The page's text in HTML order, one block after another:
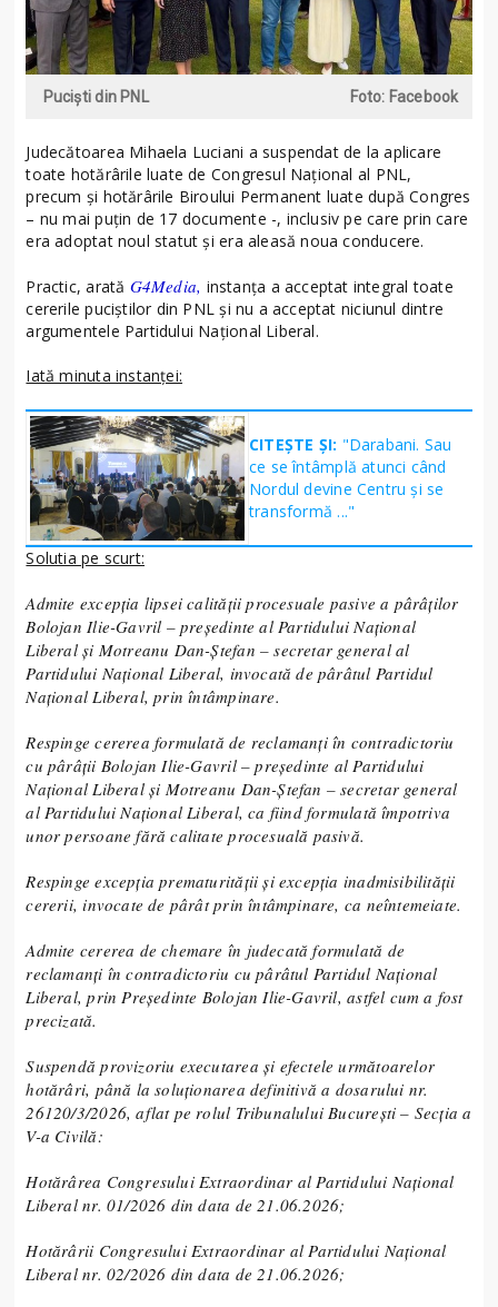
Puciști din PNL Foto: Facebook
Judecătoarea Mihaela Luciani a suspendat de la aplicare
toate hotărârile luate de Congresul Național al PNL,
precum și hotărârile Biroului Permanent luate după Congres
– nu mai puțin de 17 documente -, inclusiv pe care prin care
era adoptat noul statut și era aleasă noua conducere.
Practic, arată G4Media, instanța a acceptat integral toate
cererile puciștilor din PNL și nu a acceptat niciunul dintre
argumentele Partidului Național Liberal.
Iată minuta instanței:
CITEȘTE ȘI: "Darabani. Sau
ce se întâmplă atunci când
Nordul devine Centru și se
transformă ..."
Solutia pe scurt:
Admite excepţia lipsei calităţii procesuale pasive a pârâţilor
Bolojan Ilie-Gavril – preşedinte al Partidului Naţional
Liberal şi Motreanu Dan-Ştefan – secretar general al
Partidului Naţional Liberal, invocată de pârâtul Partidul
Naţional Liberal, prin întâmpinare.
Respinge cererea formulată de reclamanţi în contradictoriu
cu pârâţii Bolojan Ilie-Gavril – preşedinte al Partidului
Naţional Liberal şi Motreanu Dan-Ştefan – secretar general
al Partidului Naţional Liberal, ca fiind formulată împotriva
unor persoane fără calitate procesuală pasivă.
Respinge excepţia prematurităţii şi excepţia inadmisibilităţii
cererii, invocate de pârât prin întâmpinare, ca neîntemeiate.
Admite cererea de chemare în judecată formulată de
reclamanți în contradictoriu cu pârâtul Partidul Național
Liberal, prin Președinte Bolojan Ilie-Gavril, astfel cum a fost
precizată.
Suspendă provizoriu executarea şi efectele următoarelor
hotărâri, până la soluţionarea definitivă a dosarului nr.
26120/3/2026, aflat pe rolul Tribunalului Bucureşti – Secţia a
V-a Civilă:
Hotărârea Congresului Extraordinar al Partidului Naţional
Liberal nr. 01/2026 din data de 21.06.2026;
Hotărârii Congresului Extraordinar al Partidului Naţional
Liberal nr. 02/2026 din data de 21.06.2026;